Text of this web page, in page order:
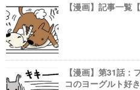
【漫画】記事一覧
【漫画】第31話：
コのヨーグルト好